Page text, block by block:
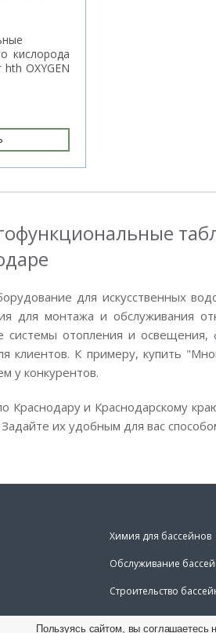
кислорода
hth OXYGEN
для искусственных
для монтажа и обслуживания
системы отопления и
клиентов. К примеру, купить
у конкурентов.
Краснодару и Краснодарскому
их удобным для вас
Химия для бассейнов
Обслуживание
Строительство
Пользуясь сайтом, вы соглашаетесь